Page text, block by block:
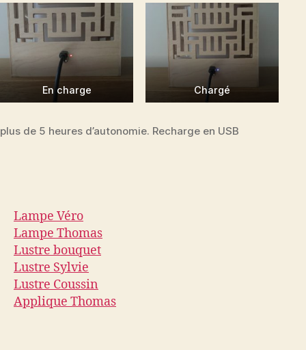
En charge Chargé
plus de 5 heures d’autonomie. Recharge en USB
Lampe Véro
Lampe Thomas
Lustre bouquet
Lustre Sylvie
Lustre Coussin
Applique Thomas